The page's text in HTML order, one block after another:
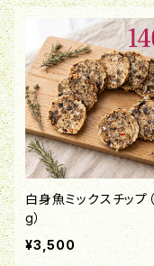
白身魚ミックスチップ
g）
¥3,500